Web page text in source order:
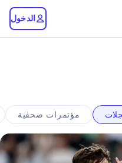
الدخول
مؤتمرات صحفية